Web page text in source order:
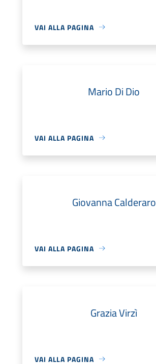
VAI ALLA PAGINA
Mario Di Dio
VAI ALLA PAGINA
Giovanna Calderaro
VAI ALLA PAGINA
Grazia Virzì
VAI ALLA PAGINA